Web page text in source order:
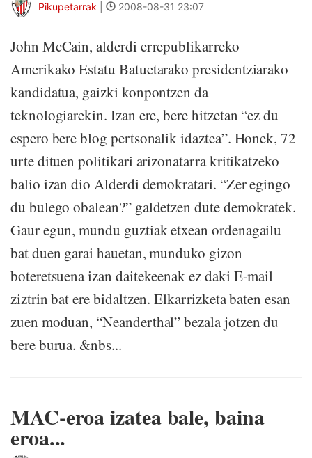
Pikupetarrak 2008-08-31 23:07
John McCain, alderdi errepublikarreko
Amerikako Estatu Batuetarako presidentziarako
kandidatua, gaizki konpontzen da
teknologiarekin. Izan ere, bere hitzetan “ez du
espero bere blog pertsonalik idaztea”. Honek, 72
urte dituen politikari arizonatarra kritikatzeko
balio izan dio Alderdi demokratari. “Zer egingo
du bulego obalean?” galdetzen dute demokratek.
Gaur egun, mundu guztiak etxean ordenagailu
bat duen garai hauetan, munduko gizon
boteretsuena izan daitekeenak ez daki E-mail
ziztrin bat ere bidaltzen. Elkarrizketa baten esan
zuen moduan, “Neanderthal” bezala jotzen du
bere burua. &nbs...
MAC-eroa izatea bale, baina
eroa...